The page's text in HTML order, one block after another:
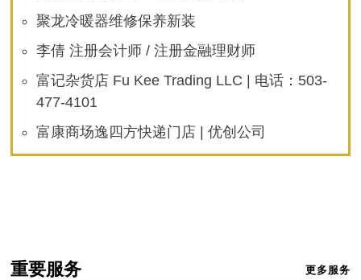
聚龙冷暖器维修保养新装
李倩 注册会计师 / 注册金融理财师
富记杂货店 Fu Kee Trading LLC | 电话：503-
477-4101
富康商场逸四方快递门店 | 优创公司
重要服务 更多服务